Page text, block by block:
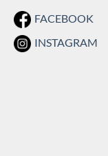
FACEBOOK
INSTAGRAM